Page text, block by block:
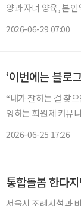
양과 자녀 양육, 본
2026-06-29 07:00
‘이번에는 블로
“내가 잘하는 걸 찾으면 반드시 돈이 됩니
영하는 회원제 커뮤
2026-06-25 17:26
통합돌봄 한다
서울시 조례시설과